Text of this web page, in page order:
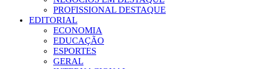
PROFISSIONAL DESTAQUE
EDITORIAL
ECONOMIA
EDUCAÇÃO
ESPORTES
GERAL